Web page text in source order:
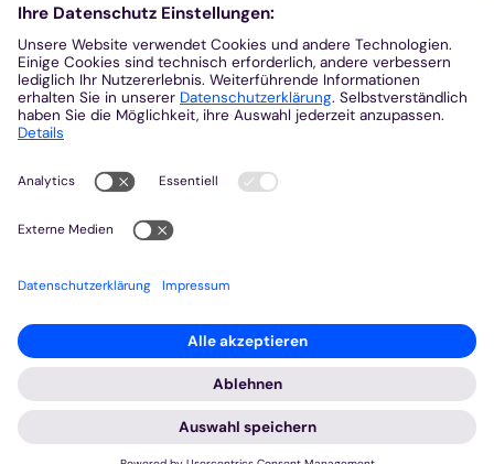
Kontakt
Bischöfliches Generalvikariat Aachen
+49 241 452-0
www.bistum-aachen.de
Besuchen Sie uns auf
© 2023 Bistum Aachen
Impressum
Datenschutz